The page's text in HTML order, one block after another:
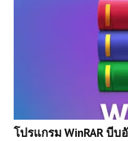
โปรแกรม WinRAR บี